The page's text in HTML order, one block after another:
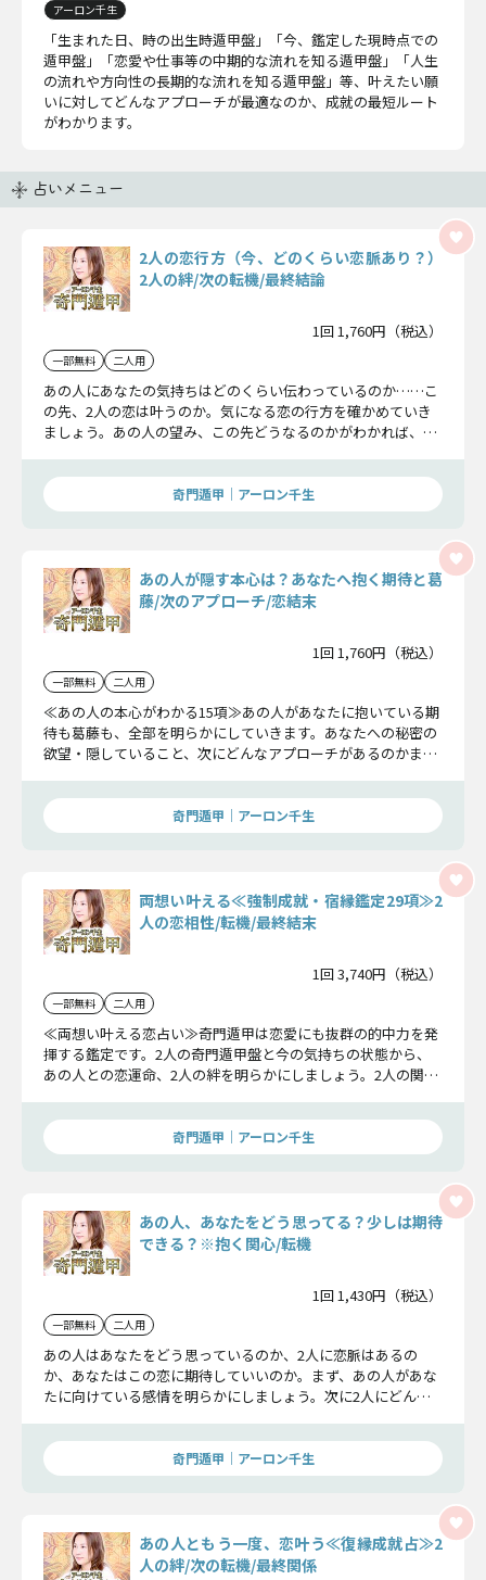
アーロン千生
「生まれた日、時の出生時遁甲盤」「今、鑑定した現時点での
遁甲盤」「恋愛や仕事等の中期的な流れを知る遁甲盤」「人生
の流れや方向性の長期的な流れを知る遁甲盤」等、叶えたい願
いに対してどんなアプローチが最適なのか、成就の最短ルート
がわかります。
占いメニュー
2人の恋行方（今、どのくらい恋脈あり？）
2人の絆/次の転機/最終結論
1回 1,760円（税込）
一部無料 二人用
あの人にあなたの気持ちはどのくらい伝わっているのか……こ
の先、2人の恋は叶うのか。気になる恋の行方を確かめていき
ましょう。あの人の望み、この先どうなるのかがわかれば、あ
奇門遁甲｜アーロン千生
あの人が隠す本心は？あなたへ抱く期待と葛
藤/次のアプローチ/恋結末
1回 1,760円（税込）
一部無料 二人用
≪あの人の本心がわかる15項≫あの人があなたに抱いている期
待も葛藤も、全部を明らかにしていきます。あなたへの秘密の
欲望・隠していること、次にどんなアプローチがあるのかまで
奇門遁甲｜アーロン千生
両想い叶える≪強制成就・宿縁鑑定29項≫2
人の恋相性/転機/最終結末
1回 3,740円（税込）
一部無料 二人用
≪両想い叶える恋占い≫奇門遁甲は恋愛にも抜群の的中力を発
揮する鑑定です。2人の奇門遁甲盤と今の気持ちの状態から、
あの人との恋運命、2人の絆を明らかにしましょう。2人の関係
奇門遁甲｜アーロン千生
あの人、あなたをどう思ってる？少しは期待
できる？※抱く関心/転機
1回 1,430円（税込）
一部無料 二人用
あの人はあなたをどう思っているのか、2人に恋脈はあるの
か、あなたはこの恋に期待していいのか。まず、あの人があな
たに向けている感情を明らかにしましょう。次に2人にどんな
奇門遁甲｜アーロン千生
あの人ともう一度、恋叶う≪復縁成就占≫2
人の絆/次の転機/最終関係